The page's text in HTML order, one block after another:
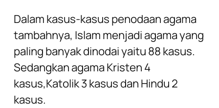
Dalam kasus-kasus penodaan agama
tambahnya, Islam menjadi agama yang
paling banyak dinodai yaitu 88 kasus.
Sedangkan agama Kristen 4
kasus,Katolik 3 kasus dan Hindu 2
kasus.